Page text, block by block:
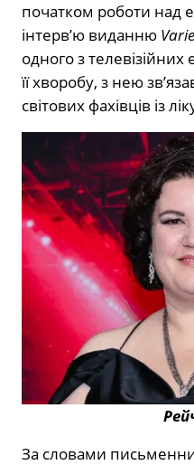
початком роботи над
інтерв’ю виданню
одного з телевізійних
її хворобу, з нею
світових фахівців із
За словами